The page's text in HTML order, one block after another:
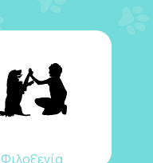
Φιλοξενία